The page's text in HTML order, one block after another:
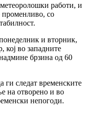
работи, и
променливо, со
и вторник,
кој во западните
брзина од 60
ги следат временските
на отворено и во
непогоди.